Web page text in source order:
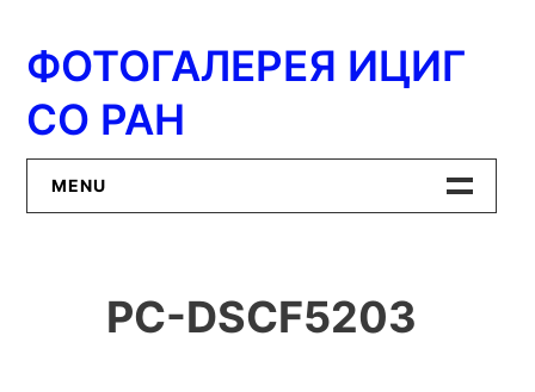
содержимому
ФОТОГАЛЕРЕЯ ИЦИГ
СО РАН
MENU
ИЦиГ СО РАН
PC-DSCF5203